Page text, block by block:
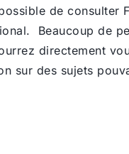
de consulter
Beaucoup de
directement
sur des sujets